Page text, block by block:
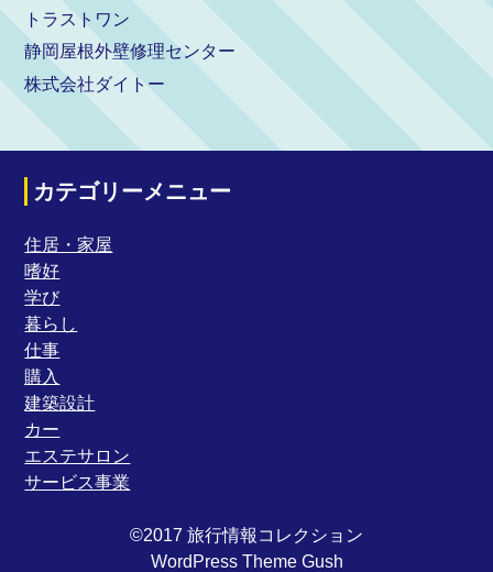
トラストワン
静岡屋根外壁修理センター
株式会社ダイトー
カテゴリーメニュー
住居・家屋
嗜好
学び
暮らし
仕事
購入
建築設計
カー
エステサロン
サービス事業
©2017 旅行情報コレクション
WordPress Theme Gush